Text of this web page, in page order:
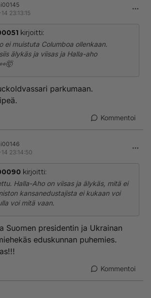
23:13:15
kirjoitti:
ei muistuta Columboa ollenkaan.
älykäs ja viisas ja Halla-aho
parkumaan.
Kommentoi
23:14:50
kirjoitti:
Halla-Aho on viisas ja älykäs, mitä ei
kansanedustajista ei kukaan voi
voi mitä vaan.
Suomen presidentin ja Ukrainan
eduskunnan puhemies.
Kommentoi